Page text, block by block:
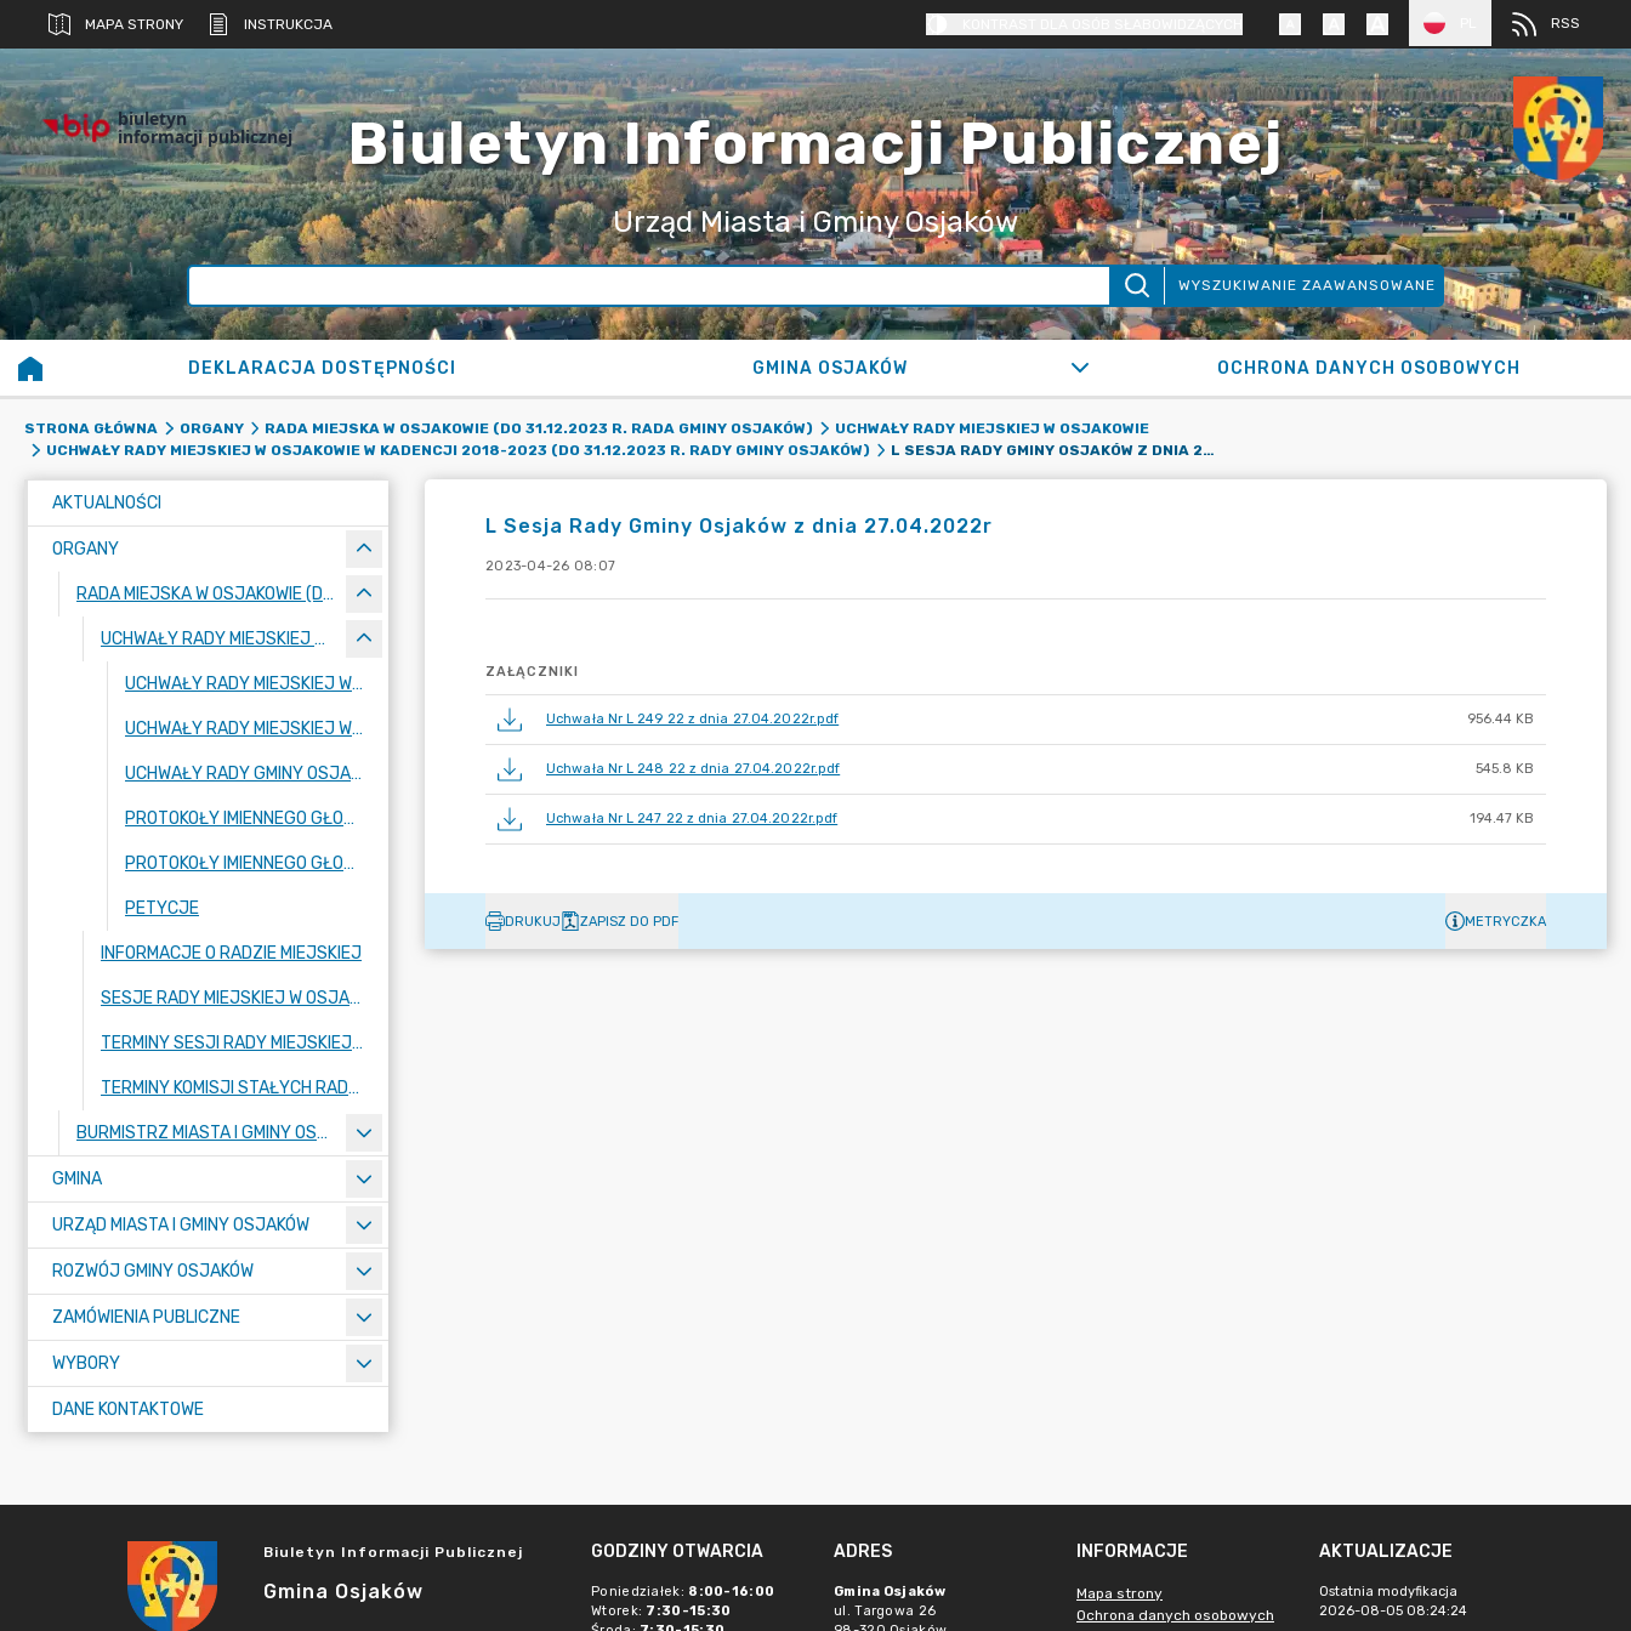
MAPA STRONY INSTRUKCJA RSS
biuletyn
informacji publicznej Biuletyn Informacji Publicznej
Urząd Miasta i Gminy Osjaków
WYSZUKIWANIE ZAAWANSOWANE
DEKLARACJA DOSTĘPNOŚCI GMINA OSJAKÓW OCHRONA DANYCH OSOBOWYCH
STRONA GŁÓWNA ORGANY RADA MIEJSKA W OSJAKOWIE (DO 31.12.2023 R. RADA GMINY OSJAKÓW)
UCHWAŁY RADY MIEJSKIEJ W OSJAKOWIE
UCHWAŁY RADY MIEJSKIEJ W OSJAKOWIE W KADENCJI 2018-2023 (DO 31.12.2023 R. RADY GMINY OSJAKÓW)
L SESJA RADY GMINY OSJAKÓW Z DNIA 27.04.2022R
AKTUALNOŚCI
ORGANY
RADA MIEJSKA W OSJAKOWIE (DO 31.12.2023 R. RADA GMINY OSJAKÓW)
UCHWAŁY RADY MIEJSKIEJ W OSJAKOWIE
UCHWAŁY RADY MIEJSKIEJ W OSJAKOWIE W KADENCJI 2024-2029
UCHWAŁY RADY MIEJSKIEJ W OSJAKOWIE W KADENCJI 2018-2023 (DO 31.12.2023 R. RADY GMINY OSJAKÓW)
UCHWAŁY RADY GMINY OSJAKÓW W KADENCJACH 2002-2018
PROTOKOŁY IMIENNEGO GŁOSOWANIA UCHWAŁ RADY MIEJSKIEJ W OSJAKOWIE W KADENCJI 2024-2029
PROTOKOŁY IMIENNEGO GŁOSOWANIA UCHWAŁ RADY MIEJSKIEJ W OSJAKOWIE W KADENCJI 2018-2023
PETYCJE
INFORMACJE O RADZIE MIEJSKIEJ
SESJE RADY MIEJSKIEJ W OSJAKOWIE
TERMINY SESJI RADY MIEJSKIEJ W OSJAKOWIE
TERMINY KOMISJI STAŁYCH RADY MIEJSKIEJ W OSJAKOWIE
BURMISTRZ MIASTA I GMINY OSJAKÓW
GMINA
URZĄD MIASTA I GMINY OSJAKÓW
ROZWÓJ GMINY OSJAKÓW
ZAMÓWIENIA PUBLICZNE
WYBORY
DANE KONTAKTOWE
L Sesja Rady Gminy Osjaków z dnia 27.04.2022r
2023-04-26 08:07
ZAŁĄCZNIKI
Uchwała Nr L 249 22 z dnia 27.04.2022r.pdf 956.44 KB
Uchwała Nr L 248 22 z dnia 27.04.2022r.pdf 545.8 KB
Uchwała Nr L 247 22 z dnia 27.04.2022r.pdf 194.47 KB
DRUKUJ ZAPISZ DO PDF METRYCZKA
Biuletyn Informacji Publicznej
Gmina Osjaków
GODZINY OTWARCIA
Poniedziałek: 8:00-16:00
Wtorek: 7:30-15:30
ADRES
Gmina Osjaków
ul. Targowa 26
INFORMACJE
Mapa strony
Ochrona danych osobowych
AKTUALIZACJE
Ostatnia modyfikacja
2026-08-05 08:24:24